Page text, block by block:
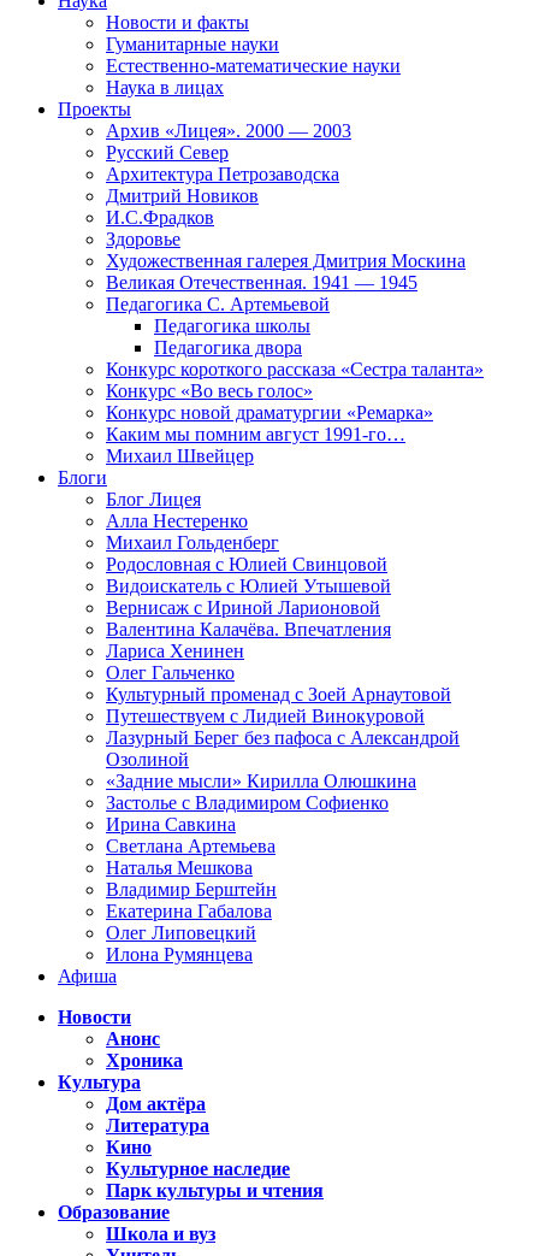
Новости и факты
Гуманитарные науки
Естественно-математические науки
Наука в лицах
Проекты
Архив «Лицея». 2000 — 2003
Русский Север
Архитектура Петрозаводска
Дмитрий Новиков
И.С.Фрадков
Здоровье
Художественная галерея Дмитрия Москина
Великая Отечественная. 1941 — 1945
Педагогика С. Артемьевой
Педагогика школы
Педагогика двора
Конкурс короткого рассказа «Сестра таланта»
Конкурс «Во весь голос»
Конкурс новой драматургии «Ремарка»
Каким мы помним август 1991-го…
Михаил Швейцер
Блоги
Блог Лицея
Алла Нестеренко
Михаил Гольденберг
Родословная с Юлией Свинцовой
Видоискатель с Юлией Утышевой
Вернисаж с Ириной Ларионовой
Валентина Калачёва. Впечатления
Лариса Хенинен
Олег Гальченко
Культурный променад с Зоей Арнаутовой
Путешествуем с Лидией Винокуровой
Лазурный Берег без пафоса с Александрой
Озолиной
«Задние мысли» Кирилла Олюшкина
Застолье с Владимиром Софиенко
Ирина Савкина
Светлана Артемьева
Наталья Мешкова
Владимир Берштейн
Екатерина Габалова
Олег Липовецкий
Илона Румянцева
Афиша
Новости
Анонс
Хроника
Культура
Дом актёра
Литература
Кино
Культурное наследие
Парк культуры и чтения
Образование
Школа и вуз